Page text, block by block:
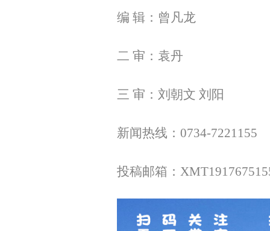
编 辑：曾凡龙
二 审：袁丹
三 审：刘朝文 刘阳
新闻热线：0734-7221155
投稿邮箱：